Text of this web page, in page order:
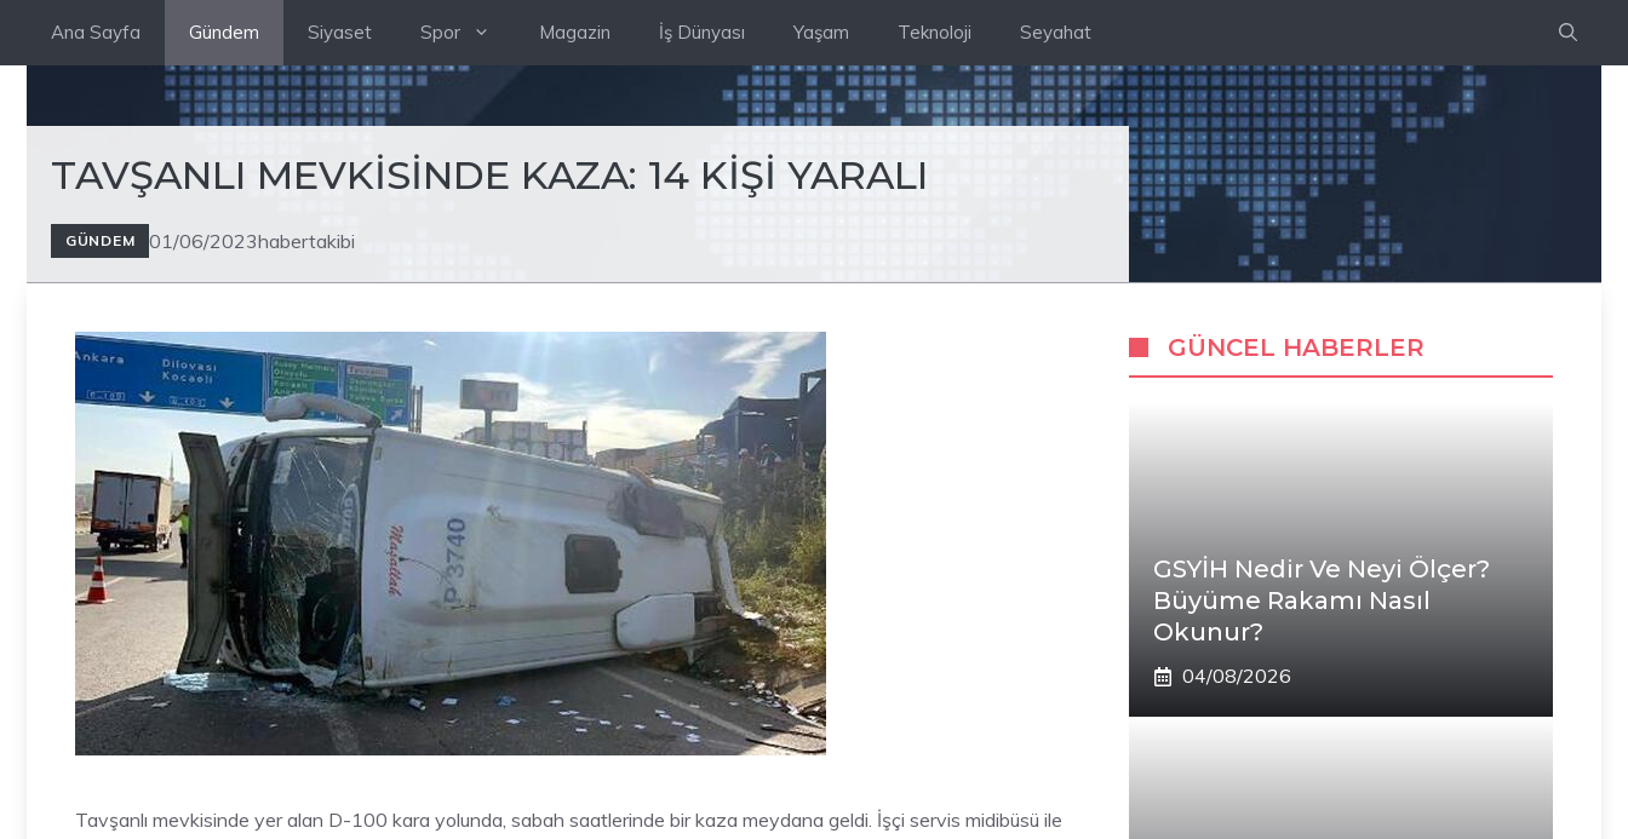
Ana Sayfa Gündem Siyaset Spor Magazin İş Dünyası Yaşam Teknoloji Seyahat
TAVŞANLI MEVKİSİNDE KAZA: 14 KİŞİ YARALI
GÜNDEM 01/06/2023habertakibi
Tavşanlı mevkisinde yer alan D-100 kara yolunda, sabah saatlerinde bir kaza meydana geldi. İşçi servis midibüsü ile
GÜNCEL HABERLER
GSYİH Nedir Ve Neyi Ölçer?
Büyüme Rakamı Nasıl
Okunur?
04/08/2026